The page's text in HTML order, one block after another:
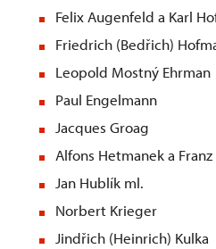
Felix Augenfeld a Karl
Friedrich (Bedřich)
Leopold Mostný Ehrman
Paul Engelmann
Jacques Groag
Alfons Hetmanek a Franz
Jan Hublík ml.
Norbert Krieger
Jindřich (Heinrich) Kulka